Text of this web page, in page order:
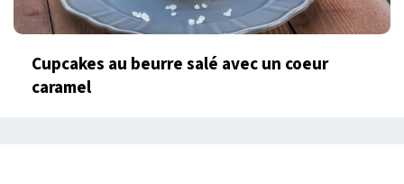
Cupcakes au beurre salé avec un coeur
caramel